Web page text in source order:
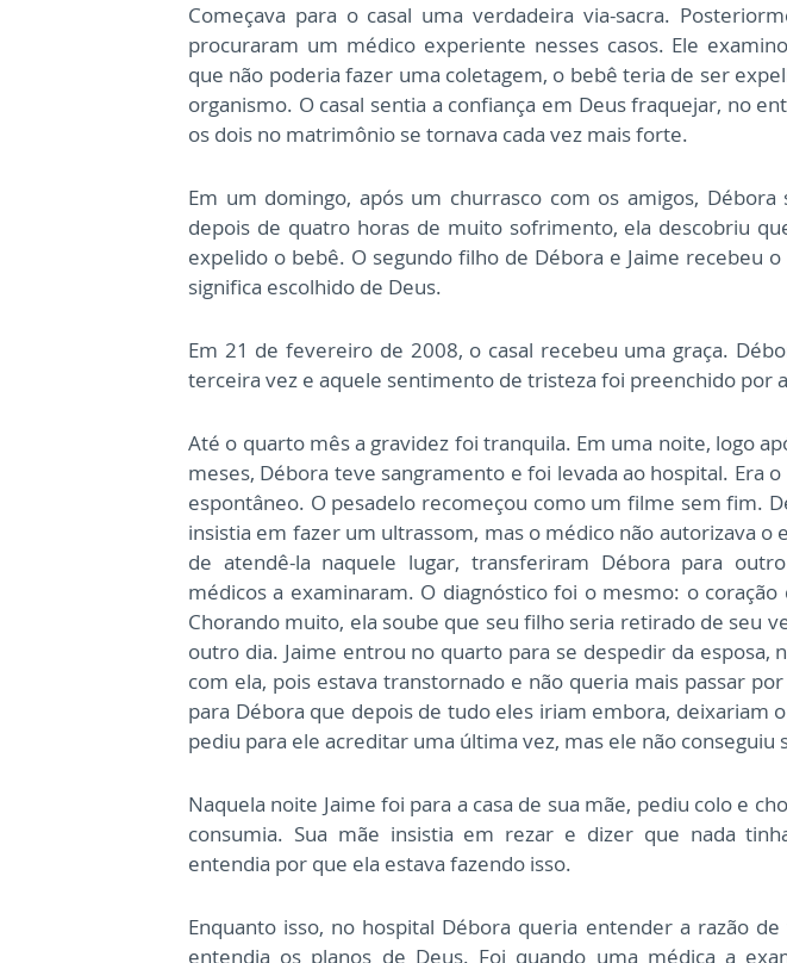
Começava para o casal uma verdadeira via-sacra.
procuraram um médico experiente nesses casos. Ele
que não poderia fazer uma coletagem, o bebê teria de ser
organismo. O casal sentia a confiança em Deus fraquejar, no
os dois no matrimônio se tornava cada vez mais forte.
Em um domingo, após um churrasco com os amigos,
depois de quatro horas de muito sofrimento, ela descobriu
expelido o bebê. O segundo filho de Débora e Jaime recebeu
significa escolhido de Deus.
Em 21 de fevereiro de 2008, o casal recebeu uma graça.
terceira vez e aquele sentimento de tristeza foi preenchido por
Até o quarto mês a gravidez foi tranquila. Em uma noite, logo
meses, Débora teve sangramento e foi levada ao hospital. Era
espontâneo. O pesadelo recomeçou como um filme sem fim.
insistia em fazer um ultrassom, mas o médico não autorizava o
de atendê-la naquele lugar, transferiram Débora para
médicos a examinaram. O diagnóstico foi o mesmo: o
Chorando muito, ela soube que seu filho seria retirado de seu
outro dia. Jaime entrou no quarto para se despedir da esposa,
com ela, pois estava transtornado e não queria mais passar
para Débora que depois de tudo eles iriam embora, deixariam
pediu para ele acreditar uma última vez, mas ele não conseguiu
Naquela noite Jaime foi para a casa de sua mãe, pediu colo e
consumia. Sua mãe insistia em rezar e dizer que nada
entendia por que ela estava fazendo isso.
Enquanto isso, no hospital Débora queria entender a razão
entendia os planos de Deus. Foi quando uma médica a